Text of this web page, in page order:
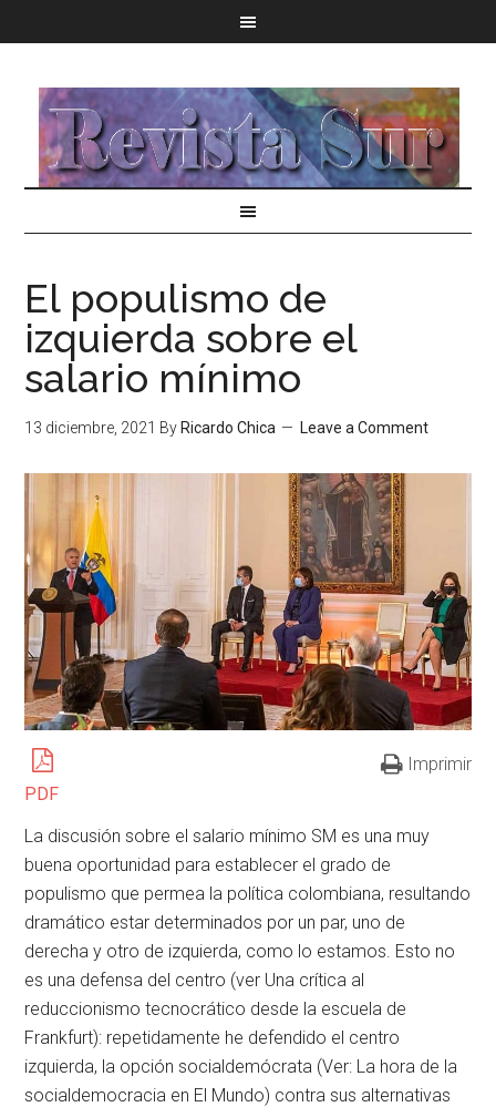
El populismo de
izquierda sobre el
salario mínimo
13 diciembre, 2021 By Ricardo Chica Leave a Comment
PDF
Imprimir
La discusión sobre el salario mínimo SM es una muy
buena oportunidad para establecer el grado de
populismo que permea la política colombiana, resultando
dramático estar determinados por un par, uno de
derecha y otro de izquierda, como lo estamos. Esto no
es una defensa del centro (ver Una crítica al
reduccionismo tecnocrático desde la escuela de
Frankfurt): repetidamente he defendido el centro
izquierda, la opción socialdemócrata (Ver: La hora de la
socialdemocracia en El Mundo) contra sus alternativas